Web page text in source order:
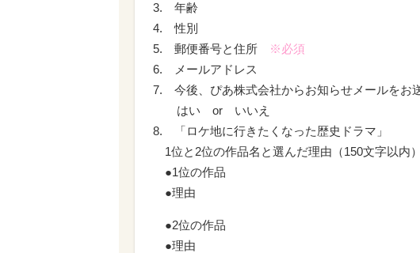
3. 年齢
4. 性別
5. 郵便番号と住所
※必須
6. メールアドレス
7. 今後、ぴあ株式会社からお知らせメールをお
はい or いいえ
8. 「ロケ地に行きたくなった歴史ドラマ」
1位と2位の作品名と選んだ理由（150文字以内
●1位の作品
●理由
●2位の作品
●理由